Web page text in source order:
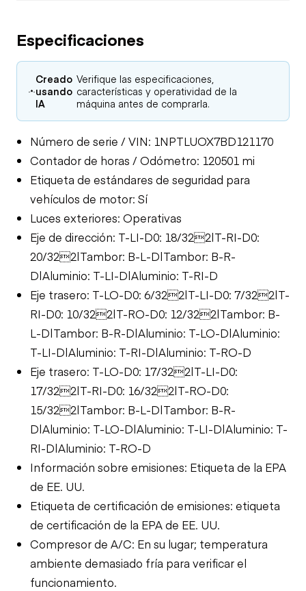
Especificaciones
Creado
usando
IA
Verifique las especificaciones,
características y operatividad de la
máquina antes de comprarla.
Número de serie / VIN: 1NPTLUOX7BD121170
Contador de horas / Odómetro: 120501 mi
Etiqueta de estándares de seguridad para
vehículos de motor: Sí
Luces exteriores: Operativas
Eje de dirección: T-LI-D0: 18/322|T-RI-D0:
20/322|Tambor: B-L-D|Tambor: B-R-
D|Aluminio: T-LI-D|Aluminio: T-RI-D
Eje trasero: T-LO-D0: 6/322|T-LI-D0: 7/322|T-
RI-D0: 10/322|T-RO-D0: 12/322|Tambor: B-
L-D|Tambor: B-R-D|Aluminio: T-LO-D|Aluminio:
T-LI-D|Aluminio: T-RI-D|Aluminio: T-RO-D
Eje trasero: T-LO-D0: 17/322|T-LI-D0:
17/322|T-RI-D0: 16/322|T-RO-D0:
15/322|Tambor: B-L-D|Tambor: B-R-
D|Aluminio: T-LO-D|Aluminio: T-LI-D|Aluminio: T-
RI-D|Aluminio: T-RO-D
Información sobre emisiones: Etiqueta de la EPA
de EE. UU.
Etiqueta de certificación de emisiones: etiqueta
de certificación de la EPA de EE. UU.
Compresor de A/C: En su lugar; temperatura
ambiente demasiado fría para verificar el
funcionamiento.